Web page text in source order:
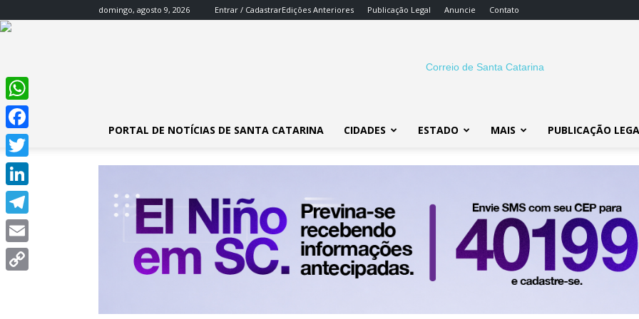
domingo, agosto 9, 2026 Entrar / CadastrarEdições Anteriores Publicação Legal Anuncie Contato
SC
PORTAL DE NOTÍCIAS DE SANTA CATARINA CIDADES ESTADO MAIS PUBLICAÇÃO
WhatsApp
Facebook
Twitter
LinkedIn
Telegram
Email